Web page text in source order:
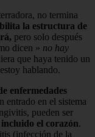
no termina
la estructura de
pero solo después
dicen » no hay
que haya tenido un
hablando.
enfermedades
entrado en el sistema
pueden ser
el corazón.
(infección de la